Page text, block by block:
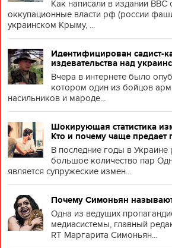
Как написали в издании BBC
оккупационные власти рф (россии
украинском Крыму, ...
Идентифицирован садист-
издевательства над
Вчера в интернете было
котором один из бойцов
насильников и мароде...
Шокирующая статистика
Кто и почему чаще предает
В последние годы в Украине
большое количество пар
является супружеские измен...
Почему Симоньян
Одна из ведущих
медиасистемы, главный
RT Маргарита Симоньян...